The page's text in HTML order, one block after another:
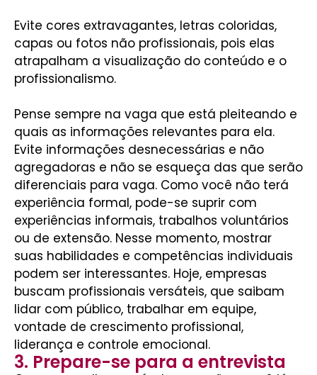
Evite cores extravagantes, letras coloridas,
capas ou fotos não profissionais, pois elas
atrapalham a visualização do conteúdo e o
profissionalismo.
Pense sempre na vaga que está pleiteando e
quais as informações relevantes para ela.
Evite informações desnecessárias e não
agregadoras e não se esqueça das que serão
diferenciais para vaga. Como você não terá
experiência formal, pode-se suprir com
experiências informais, trabalhos voluntários
ou de extensão. Nesse momento, mostrar
suas habilidades e competências individuais
podem ser interessantes. Hoje, empresas
buscam profissionais versáteis, que saibam
lidar com público, trabalhar em equipe,
vontade de crescimento profissional,
liderança e controle emocional.
3. Prepare-se para a entrevista